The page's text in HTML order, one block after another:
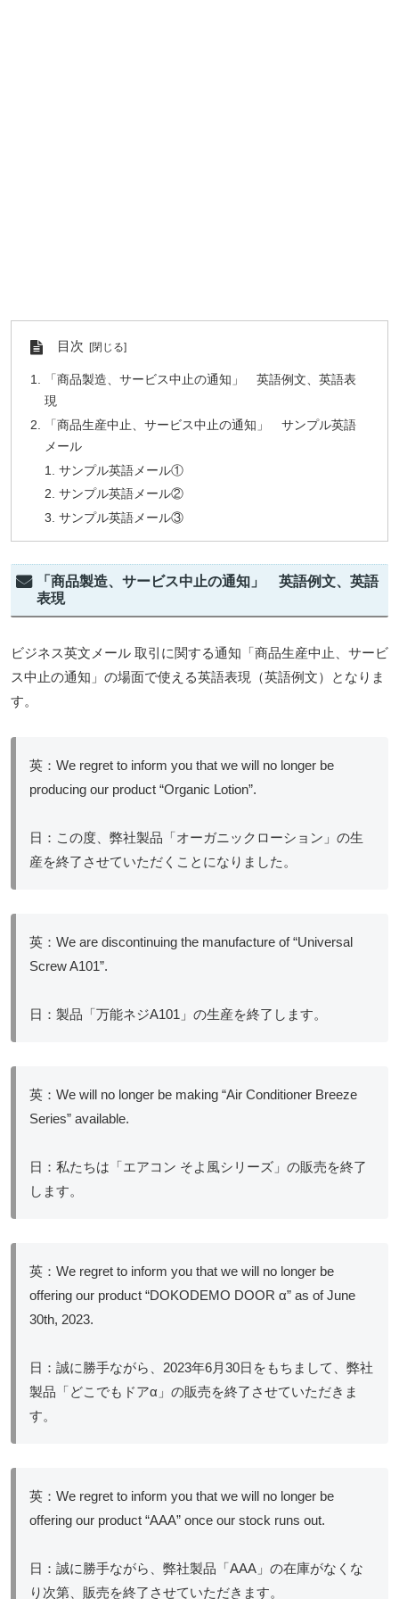
目次
「商品製造、サービス中止の通知」 英語例文、英語表
現
「商品生産中止、サービス中止の通知」 サンプル英語
メール
サンプル英語メール①
サンプル英語メール②
サンプル英語メール③
「商品製造、サービス中止の通知」 英語例文、英語
表現
ビジネス英文メール 取引に関する通知「商品生産中止、サービ
ス中止の通知」の場面で使える英語表現（英語例文）となりま
す。
英：We regret to inform you that we will no longer be
producing our product “Organic Lotion”.
日：この度、弊社製品「オーガニックローション」の生
産を終了させていただくことになりました。
英：We are discontinuing the manufacture of “Universal
Screw A101”.
日：製品「万能ネジA101」の生産を終了します。
英：We will no longer be making “Air Conditioner Breeze
Series” available.
日：私たちは「エアコン そよ風シリーズ」の販売を終了
します。
英：We regret to inform you that we will no longer be
offering our product “DOKODEMO DOOR α” as of June
30th, 2023.
日：誠に勝手ながら、2023年6月30日をもちまして、弊社
製品「どこでもドアα」の販売を終了させていただきま
す。
英：We regret to inform you that we will no longer be
offering our product “AAA” once our stock runs out.
日：誠に勝手ながら、弊社製品「AAA」の在庫がなくな
り次第、販売を終了させていただきます。